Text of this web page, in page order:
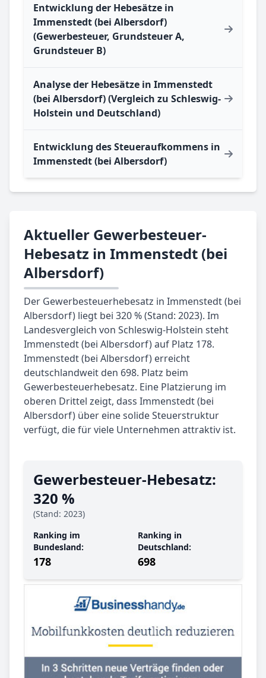
Entwicklung der Hebesätze in
Immenstedt (bei Albersdorf)
(Gewerbesteuer, Grundsteuer A,
Grundsteuer B)
Analyse der Hebesätze in Immenstedt
(bei Albersdorf) (Vergleich zu Schleswig-
Holstein und Deutschland)
Entwicklung des Steueraufkommens in
Immenstedt (bei Albersdorf)
Aktueller Gewerbesteuer-
Hebesatz in Immenstedt (bei
Albersdorf)
Der Gewerbesteuerhebesatz in Immenstedt (bei
Albersdorf) liegt bei 320 % (Stand: 2023). Im
Landesvergleich von Schleswig-Holstein steht
Immenstedt (bei Albersdorf) auf Platz 178.
Immenstedt (bei Albersdorf) erreicht
deutschlandweit den 698. Platz beim
Gewerbesteuerhebesatz. Eine Platzierung im
oberen Drittel zeigt, dass Immenstedt (bei
Albersdorf) über eine solide Steuerstruktur
verfügt, die für viele Unternehmen attraktiv ist.
Gewerbe­steuer-Hebe­satz:
320 %
(Stand: 2023)
Ranking im
Bundesland:
178
Ranking in
Deutschland:
698